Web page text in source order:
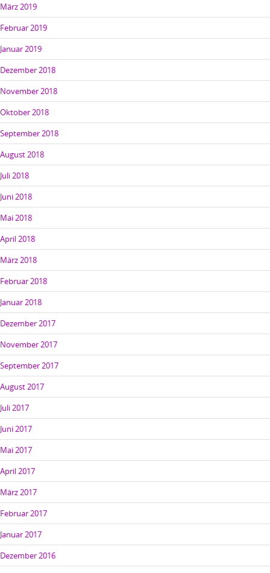
März 2019
Februar 2019
Januar 2019
Dezember 2018
November 2018
Oktober 2018
September 2018
August 2018
Juli 2018
Juni 2018
Mai 2018
April 2018
März 2018
Februar 2018
Januar 2018
Dezember 2017
November 2017
September 2017
August 2017
Juli 2017
Juni 2017
Mai 2017
April 2017
März 2017
Februar 2017
Januar 2017
Dezember 2016